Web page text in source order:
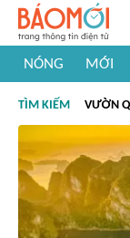
NÓNG MỚI
#Khám phá thế giới
TÌM KIẾM VƯỜN